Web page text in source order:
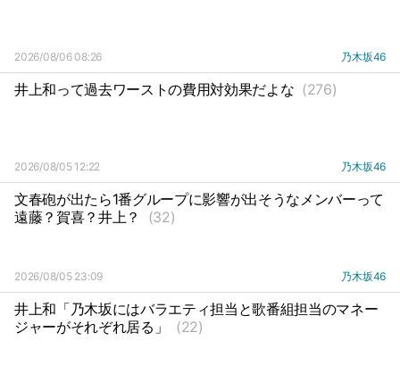
2026/08/06 08:26 乃木坂46
井上和って過去ワーストの費用対効果だよな (276)
2026/08/05 12:22 乃木坂46
文春砲が出たら1番グループに影響が出そうなメンバーって
遠藤？賀喜？井上？
(32)
2026/08/05 23:09 乃木坂46
井上和「乃木坂にはバラエティ担当と歌番組担当のマネー
ジャーがそれぞれ居る」
(22)